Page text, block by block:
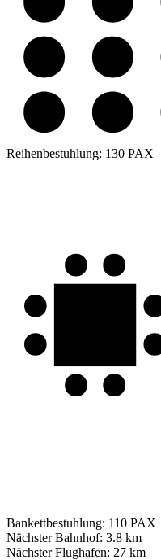
Reihenbestuhlung: 130 PAX
Bankettbestuhlung: 110 PAX
Nächster Bahnhof: 3.8 km
Nächster Flughafen: 27 km